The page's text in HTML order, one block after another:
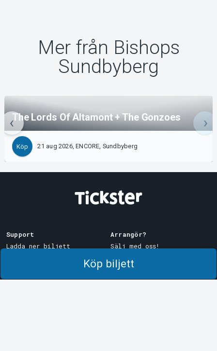
Köp biljett
Mer från Bishops
Sundbyberg
The Lords Of Altamont + The Gonzoes
Köp 21 aug 2026, ENCORE, Sundbyberg
Support
Ladda ner biljett
Arrangör?
Sälj med oss!
Logga in i Manager